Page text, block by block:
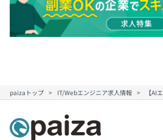
paizaトップ IT/Webエンジニア求人情報 【AI